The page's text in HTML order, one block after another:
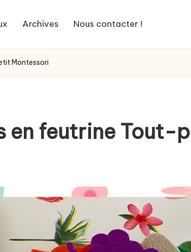
Archives Nous contacter !
Montessori
en feutrine Tout-